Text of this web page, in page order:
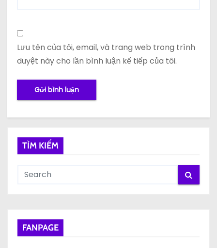
Lưu tên của tôi, email, và trang web trong trình
duyệt này cho lần bình luận kế tiếp của tôi.
TÌM KIẾM
FANPAGE